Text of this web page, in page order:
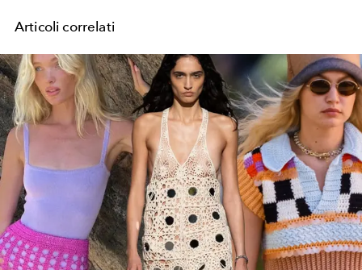
Articoli correlati